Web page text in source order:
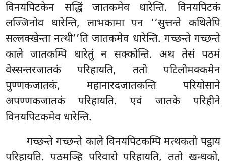
विनयपिटकेन सद्धिं जातकमेव धारेन्ति. विनयपिटकं
लज्जिनोव धारेन्ति, लाभकामा पन ‘‘सुत्तन्ते कथितेपि
सल्लक्खेन्ता नत्थी’’ति जातकमेव धारेन्ति. गच्छन्ते गच्छन्ते
कालेजातकम्पि धारेतुं न सक्कोन्ति. अथ तेसं पठमं
वेस्सन्तरजातकं परिहायति, ततो पटिलोमक्कमेन
पुण्णकजातकं, महानारदजातकन्ति परियोसाने
अपण्णकजातकं परिहायति. एवं जातके परिहीने
विनयपिटकमेव धारेन्ति.
गच्छन्ते गच्छन्ते काले विनयपिटकम्पि मत्थकतो पट्ठाय